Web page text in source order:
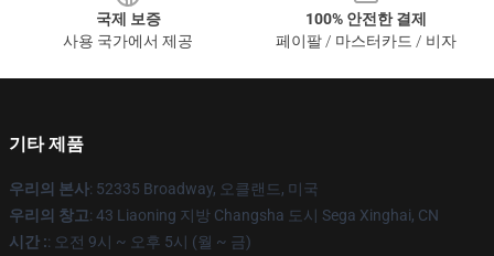
국제 보증
사용 국가에서 제공
100% 안전한 결제
페이팔 / 마스터카드 / 비자
기타 제품
우리의 본사: 52335 Broadway, 오클랜드, 미국
우리의 창고: 43 Liaoning 지방 Changsha 도시 Sega Xinghai, CN
시간 :: 오전 9시 ~ 오후 5시 (월 ~ 금)